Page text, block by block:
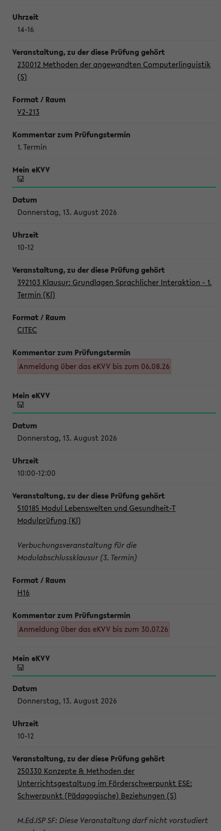
14-16
230012 Methoden der angewandten Computerlinguistik
(S)
V2-213
1. Termin
Donnerstag, 13. August 2026
10-12
392103 Klausur: Grundlagen Sprachlicher Interaktion - 1.
Termin (Kl)
CITEC
Anmeldung über das eKVV bis zum 06.08.26
Donnerstag, 13. August 2026
10:00-12:00
510185 Modul Lebenswelten und Gesundheit-T
Modulprüfung (Kl)
Verbuchungsveranstaltung für die
Modulabschlussklausur (3. Termin)
H16
Anmeldung über das eKVV bis zum 30.07.26
Donnerstag, 13. August 2026
10-12
250330 Konzepte & Methoden der
Unterrichtsgestaltung im Förderschwerpunkt ESE:
Schwerpunkt (Pädagogische) Beziehungen (S)
M.Ed.ISP SF: Diese Veranstaltung darf nicht vorstudiert